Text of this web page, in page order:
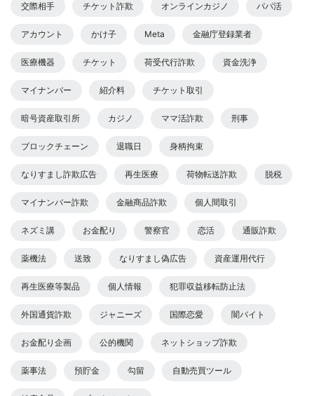
交際相手 チケット詐欺 オンラインカジノ パパ活
アカウント かけ子 Meta 金融庁登録業者
医療機器 チケット 荷受代行詐欺 資金洗浄
マイナンバー 紹介料 チケット取引
暗号資産取引所 カジノ ママ活詐欺 刑事
ブロックチェーン 退職日 身柄拘束
なりすまし詐欺広告 再生医療 荷物転送詐欺 脱税
マイナンバー詐欺 金融商品詐欺 個人間取引
ネズミ講 お金配り 警察官 恋活 通販詐欺
薬機法 送致 なりすまし偽広告 資産運用代行
再生医療等製品 個人情報 犯罪収益移転防止法
外国通貨詐欺 ジャニーズ 国際恋愛 闇バイト
お金配り企画 公的機関 ネットショップ詐欺
薬事法 預貯金 勾留 自動売買ツール